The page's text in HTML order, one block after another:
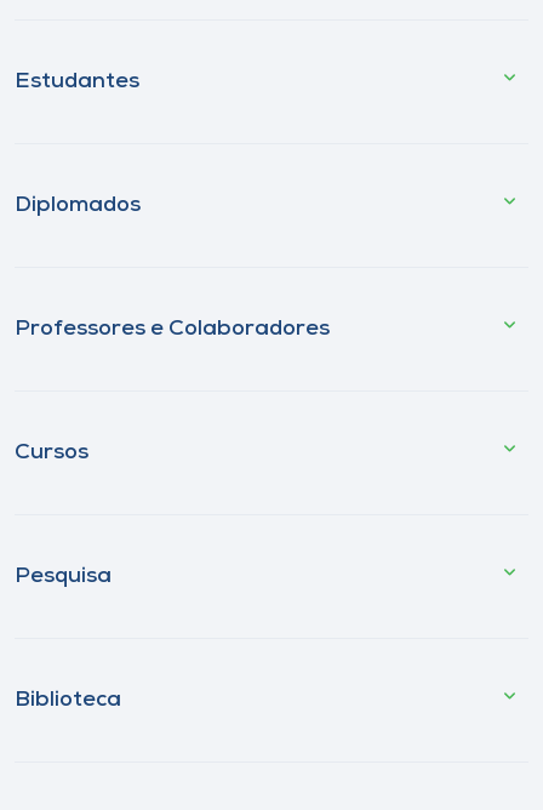
Estudantes
Diplomados
Professores e Colaboradores
Cursos
Pesquisa
Biblioteca